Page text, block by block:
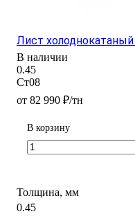
Лист
В наличии
0.45
Ст08
от 82 990 ₽/тн
В корзину
Толщина, мм
0.45